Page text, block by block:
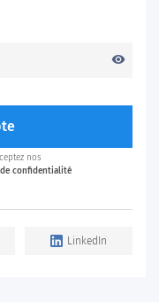
visibility
nos
confidentialité
LinkedIn